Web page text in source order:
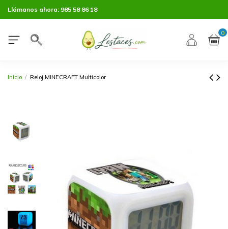
Llámanos ahora: 985 58 86 18
0
Inicio Reloj MINECRAFT Multicolor